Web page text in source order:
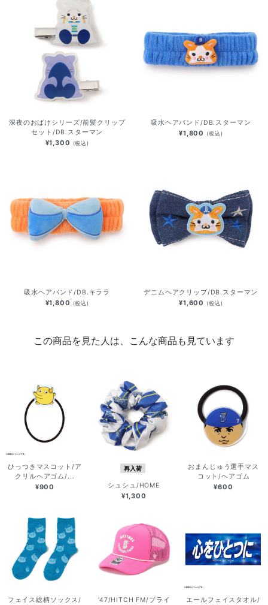
深夜のおばけシリーズ/前髪クリップ
セット/DB.スターマン
¥1,300 (税込)
吸水ヘアバンド/DB.スターマン
¥1,800 (税込)
吸水ヘアバンド/DB.キララ
¥1,800 (税込)
デニムヘアクリップ/DB.スターマン
¥1,600 (税込)
この商品を見た人は、こんな商品も見ています
ひっつきマスコット/ア
クリルヘアゴム/...
¥900
再入荷
シュシュ/HOME
¥1,300
おまんじゅう選手マス
コット/ヘアゴム
¥600
フェイス総柄ソックス/
’47/HITCH FM/ブライ
エールフェイスタオル/